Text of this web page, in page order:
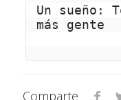
Un sueño:
más gente
Comparte